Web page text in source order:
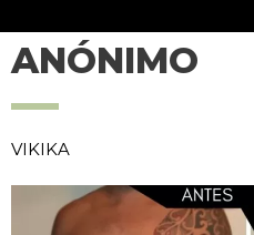
ANÓNIMO
VIKIKA